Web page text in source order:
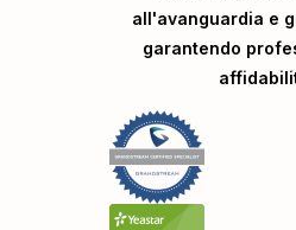
all'avanguardia e
garantendo